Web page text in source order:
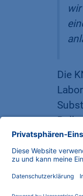
Die
Rolle
Wert